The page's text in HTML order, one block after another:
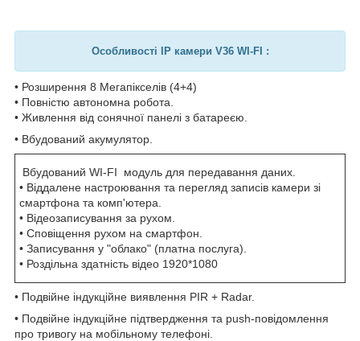
Особливості IP камери V36 WI-FI :
• Розширення 8 Мегапікселів (4+4)
• Повністю автономна робота.
• Живлення від сонячної панелі з батареєю.
• Вбудований акумулятор.
Вбудований WI-FI модуль для передавання даних.
• Віддалене настроювання та перегляд записів камери зі
смартфона та комп'ютера.
• Відеозаписування за рухом.
• Сповіщення рухом на смартфон.
• Записування у "облако" (платна послуга).
• Роздільна здатність відео 1920*1080
• Подвійне індукційне виявлення PIR + Radar.
• Подвійне індукційне підтвердження та push-повідомлення
про тривогу на мобільному телефоні.